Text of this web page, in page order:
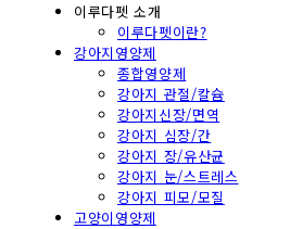
이루다펫 소개
이루다펫이란?
강아지영양제
종합영양제
강아지 관절/칼슘
강아지신장/면역
강아지 심장/간
강아지 장/유산균
강아지 눈/스트레스
강아지 피모/모질
고양이영양제